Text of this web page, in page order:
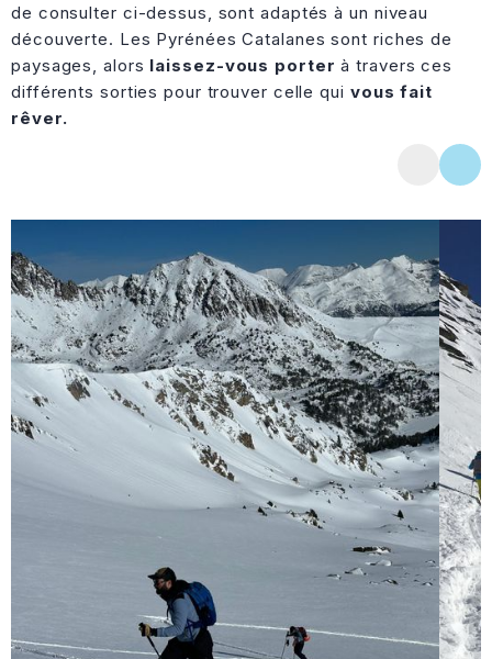
de consulter ci-dessus, sont adaptés à un niveau
découverte. Les Pyrénées Catalanes sont riches de
paysages, alors laissez-vous porter à travers ces
différents sorties pour trouver celle qui vous fait
rêver.